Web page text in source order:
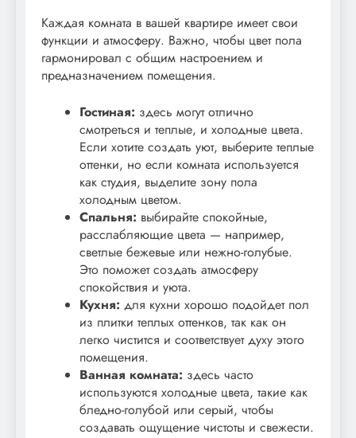
Каждая комната в вашей квартире имеет свои
функции и атмосферу. Важно, чтобы цвет пола
гармонировал с общим настроением и
предназначением помещения.
Гостиная: здесь могут отлично
смотреться и теплые, и холодные цвета.
Если хотите создать уют, выберите теплые
оттенки, но если комната используется
как студия, выделите зону пола
холодным цветом.
Спальня: выбирайте спокойные,
расслабляющие цвета — например,
светлые бежевые или нежно-голубые.
Это поможет создать атмосферу
спокойствия и уюта.
Кухня: для кухни хорошо подойдет пол
из плитки теплых оттенков, так как он
легко чистится и соответствует духу этого
помещения.
Ванная комната: здесь часто
используются холодные цвета, такие как
бледно-голубой или серый, чтобы
создавать ощущение чистоты и свежести.